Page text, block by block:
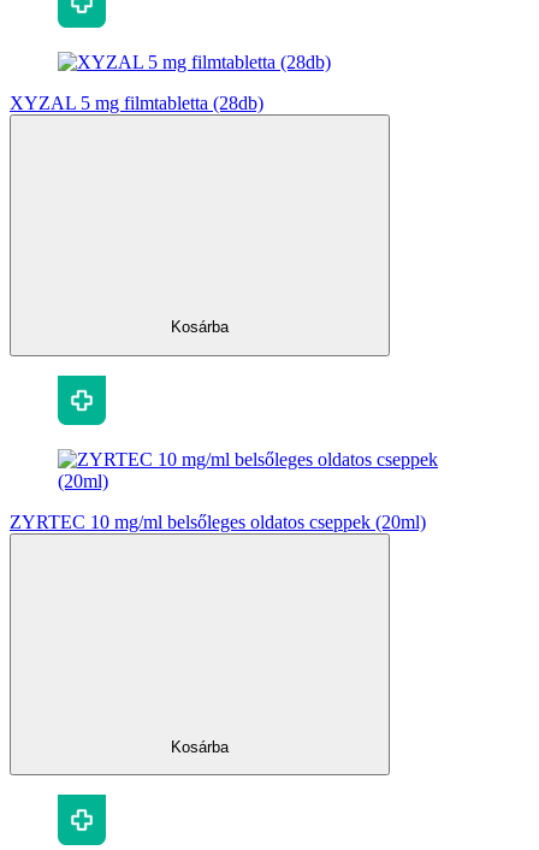
XYZAL 5 mg filmtabletta (28db)
Kosárba
ZYRTEC 10 mg/ml belsőleges oldatos cseppek (20ml)
Kosárba